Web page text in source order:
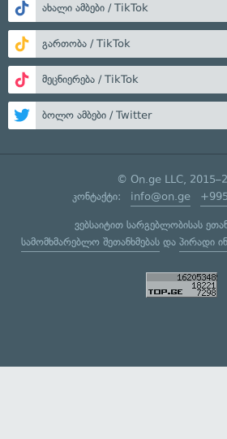
ახალი ამბები / TikTok
გართობა / TikTok
მეცნიერება / TikTok
ბოლო ამბები / Twitter
© On.ge LLC,
კონტაქტი: info@on.ge
ვებსაიტით სარგებლობისას
სამომხმარებლო შეთანხმებასდა პირადი